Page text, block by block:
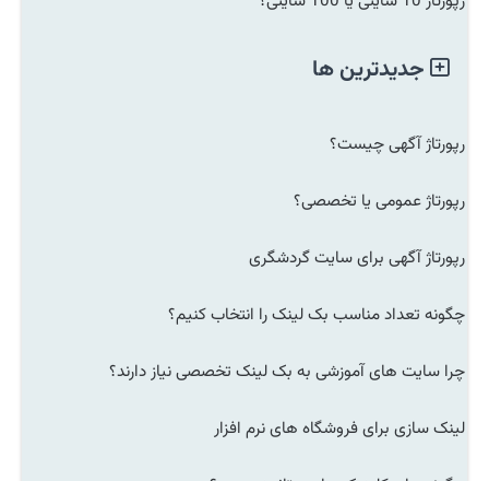
جدیدترین ها
رپورتاژ آگهی چیست؟
رپورتاژ عمومی یا تخصصی؟
رپورتاژ آگهی برای سایت گردشگری
چگونه تعداد مناسب بک لینک را انتخاب کنیم؟
چرا سایت های آموزشی به بک لینک تخصصی نیاز دارند؟
لینک سازی برای فروشگاه های نرم افزار